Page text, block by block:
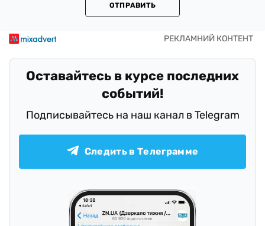
ОТПРАВИТЬ
Оставайтесь в курсе последних
событий!
Подписывайтесь на наш канал в Telegram
Следить в Телеграмме